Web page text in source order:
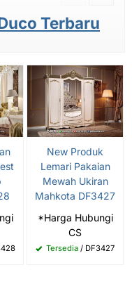
Terbaru
New Produk
Lemari Pakaian
Mewah Ukiran
Mahkota DF3427
*Harga Hubungi
CS
Tersedia / DF3427